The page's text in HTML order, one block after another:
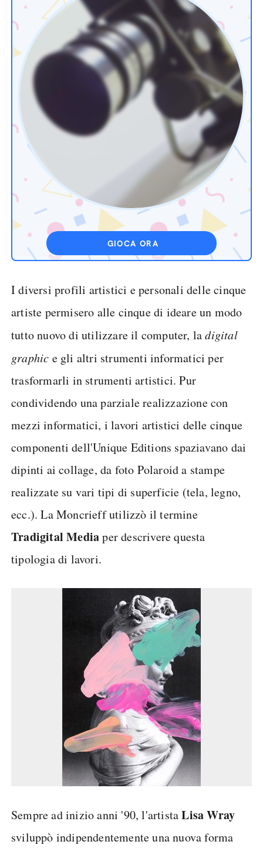
GIOCA ORA
I diversi profili artistici e personali delle cinque
artiste permisero alle cinque di ideare un modo
tutto nuovo di utilizzare il computer, ladigital
graphic e gli altri strumenti informatici per
trasformarli in strumenti artistici. Pur
condividendo una parziale realizzazione con
mezzi informatici, i lavori artistici delle cinque
componenti dell'Unique Editions spaziavano dai
dipinti ai collage, da foto Polaroid a stampe
realizzate su vari tipi di superficie (tela, legno,
ecc.). La Moncrieff utilizzò il termine
Tradigital Mediaper descrivere questa
tipologia di lavori.
Sempre ad inizio anni '90, l'artistaLisa Wray
sviluppò indipendentemente una nuova forma